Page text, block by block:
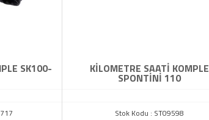
SK100- KİLOMETRE SAATİ KOMPLE
SPONTİNİ 110
Stok Kodu : ST09598